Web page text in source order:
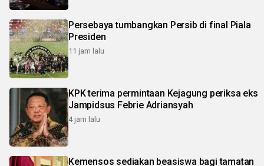
Persebaya tumbangkan Persib di final Piala
Presiden
11 jam lalu
KPK terima permintaan Kejagung periksa eks
Jampidsus Febrie Adriansyah
4 jam lalu
Kemensos sediakan beasiswa bagi tamatan